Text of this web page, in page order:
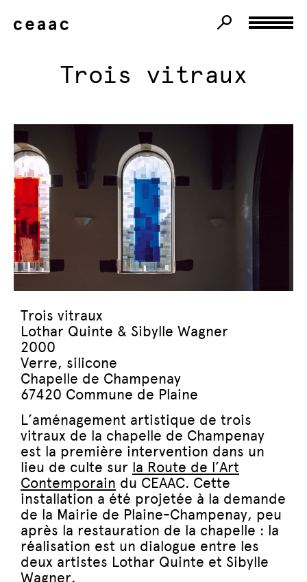
Trois vitraux
Trois vitraux
Lothar Quinte & Sibylle Wagner
2000
Verre, silicone
Chapelle de Champenay
67420 Commune de Plaine
L’aménagement artistique de trois
vitraux de la chapelle de Champenay
est la première intervention dans un
lieu de culte sur la Route de l’Art
Contemporain du CEAAC. Cette
installation a été projetée à la demande
de la Mairie de Plaine-Champenay, peu
après la restauration de la chapelle : la
réalisation est un dialogue entre les
deux artistes Lothar Quinte et Sibylle
Wagner.